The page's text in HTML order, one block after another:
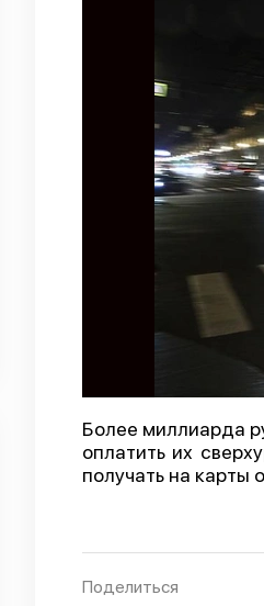
Более миллиарда
оплатить их
получать на
Поделиться